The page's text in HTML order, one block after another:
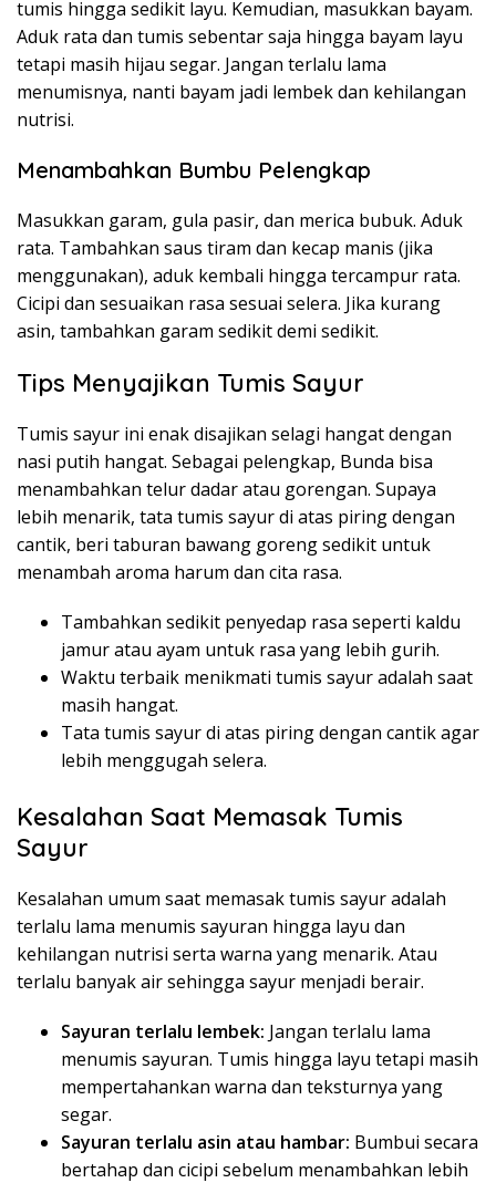
tumis hingga sedikit layu. Kemudian, masukkan bayam.
Aduk rata dan tumis sebentar saja hingga bayam layu
tetapi masih hijau segar. Jangan terlalu lama
menumisnya, nanti bayam jadi lembek dan kehilangan
nutrisi.
Menambahkan Bumbu Pelengkap
Masukkan garam, gula pasir, dan merica bubuk. Aduk
rata. Tambahkan saus tiram dan kecap manis (jika
menggunakan), aduk kembali hingga tercampur rata.
Cicipi dan sesuaikan rasa sesuai selera. Jika kurang
asin, tambahkan garam sedikit demi sedikit.
Tips Menyajikan Tumis Sayur
Tumis sayur ini enak disajikan selagi hangat dengan
nasi putih hangat. Sebagai pelengkap, Bunda bisa
menambahkan telur dadar atau gorengan. Supaya
lebih menarik, tata tumis sayur di atas piring dengan
cantik, beri taburan bawang goreng sedikit untuk
menambah aroma harum dan cita rasa.
Tambahkan sedikit penyedap rasa seperti kaldu
jamur atau ayam untuk rasa yang lebih gurih.
Waktu terbaik menikmati tumis sayur adalah saat
masih hangat.
Tata tumis sayur di atas piring dengan cantik agar
lebih menggugah selera.
Kesalahan Saat Memasak Tumis
Sayur
Kesalahan umum saat memasak tumis sayur adalah
terlalu lama menumis sayuran hingga layu dan
kehilangan nutrisi serta warna yang menarik. Atau
terlalu banyak air sehingga sayur menjadi berair.
Sayuran terlalu lembek: Jangan terlalu lama
menumis sayuran. Tumis hingga layu tetapi masih
mempertahankan warna dan teksturnya yang
segar.
Sayuran terlalu asin atau hambar: Bumbui secara
bertahap dan cicipi sebelum menambahkan lebih